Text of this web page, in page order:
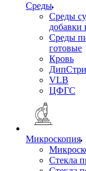
Среды
Среды
добавки
Среды
готовые
Кровь
VLB
ЦФГС
Микроскопия
Стекла